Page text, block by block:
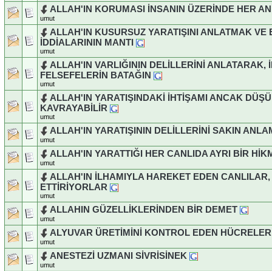
ALLAH'IN KORUMASI İNSANIN ÜZERİNDE HER
umut
ALLAH'IN KUSURSUZ YARATIŞINI ANLATMAK VE
İDDİALARININ MANTI
umut
ALLAH'IN VARLIĞININ DELİLLERİNİ ANLATARAK,
FELSEFELERİN BATAĞIN
umut
ALLAH'IN YARATIŞINDAKİ İHTİŞAMI ANCAK
KAVRAYABİLİR
umut
ALLAH'IN YARATIŞININ DELİLLERİNİ SAKIN
umut
ALLAH'IN YARATTIĞI HER CANLIDA AYRI BİR
umut
ALLAH'IN İLHAMIYLA HAREKET EDEN
ETTİRİYORLAR
umut
ALLAHIN GÜZELLİKLERİNDEN BİR DEMET
umut
ALYUVAR ÜRETİMİNİ KONTROL EDEN HÜCRELER
umut
ANESTEZİ UZMANI SİVRİSİNEK
umut